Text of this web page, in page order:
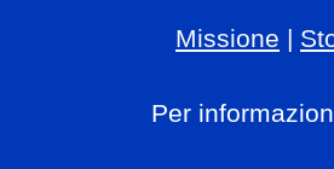
Missione |
Per